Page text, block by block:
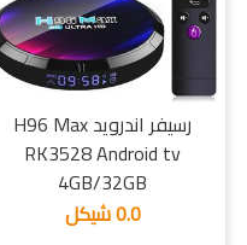
رسيفر اندرويد H96 Max
RK3528 Android tv
4GB/32GB
0.0 شيكل